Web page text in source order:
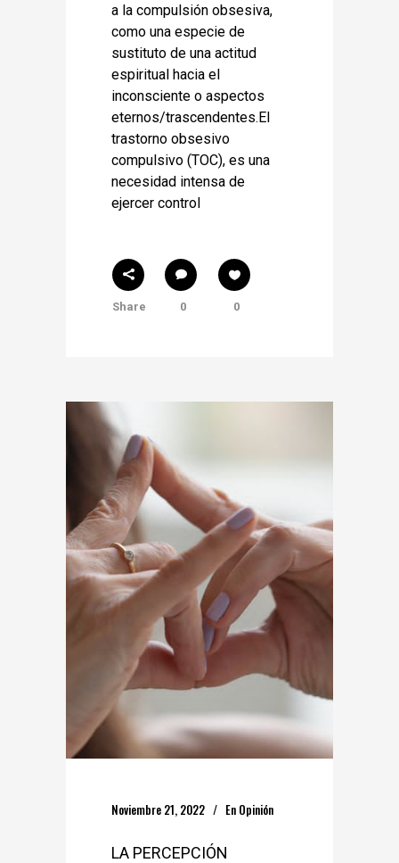
a la compulsión obsesiva,
como una especie de
sustituto de una actitud
espiritual hacia el
inconsciente o aspectos
eternos/trascendentes.El
trastorno obsesivo
compulsivo (TOC), es una
necesidad intensa de
ejercer control
Share 0 0
Noviembre 21, 2022 En Opinión
LA PERCEPCIÓN